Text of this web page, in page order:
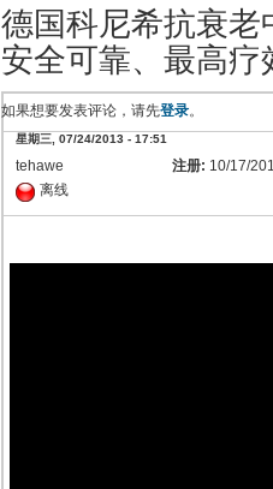
德国科尼希抗衰
安全可靠、最高疗
如果想要发表评论，请先登录。
星期三, 07/24/2013 - 17:51
tehawe
离线
注册: 10/17/